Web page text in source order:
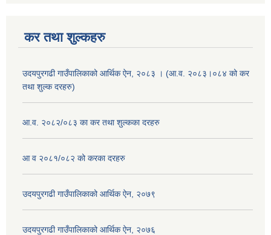
कर तथा शुल्कहरु
उदयपुरगढी गाउँपालिकाको आर्थिक ऐन, २०८३ । (आ.व. २०८३।०८४ को कर
तथा शुल्क दरहरु)
आ.व. २०८२/०८३ का कर तथा शुल्कका दरहरु
आ व २०८१/०८२ को करका दरहरु
उदयपुरगढी गाउँपालिकाको आर्थिक ऐन, २०७९
उदयपुरगढी गाउँपालिकाको आर्थिक ऐन, २०७६